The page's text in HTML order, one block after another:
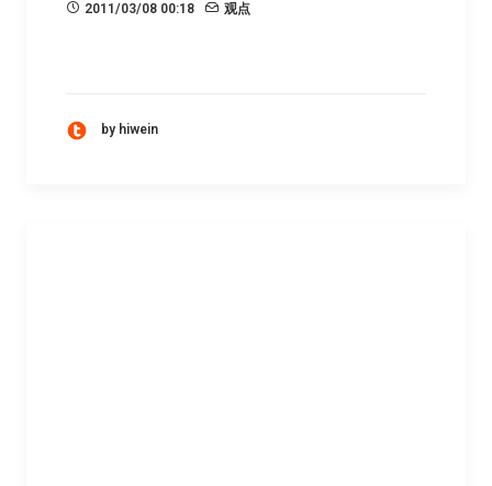
2011/03/08 00:18 观点
by hiwein